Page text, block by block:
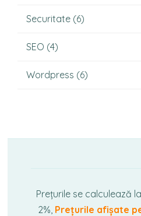
Securitate (6)
SEO (4)
Wordpress (6)
Prețurile se calculează
2%, Prețurile afișate